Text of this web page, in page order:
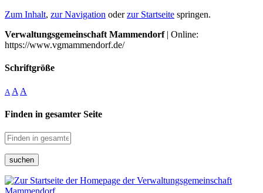
Zum Inhalt, zur Navigation oderzur Startseite springen.
Verwaltungsgemeinschaft Mammendorf| Online:
https://www.vgmammendorf.de/
Schriftgröße
A A A
Finden in gesamter Seite
suchen